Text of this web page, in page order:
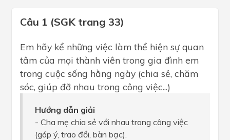
Câu 1 (SGK trang 33)
Em hãy kể những việc làm thể hiện sự quan
tâm của mọi thành viên trong gia đình em
trong cuộc sống hằng ngày (chia sẻ, chăm
sóc, giúp đỡ nhau trong công việc...)
Hướng dẫn giải
- Cha mẹ chia sẻ với nhau trong công việc
(góp ý, trao đổi, bàn bạc).